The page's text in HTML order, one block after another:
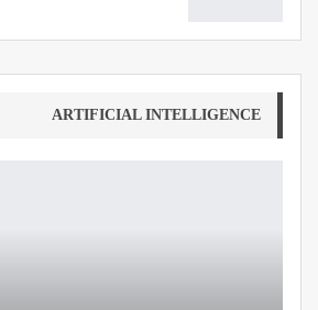
ARTIFICIAL INTELLIGENCE